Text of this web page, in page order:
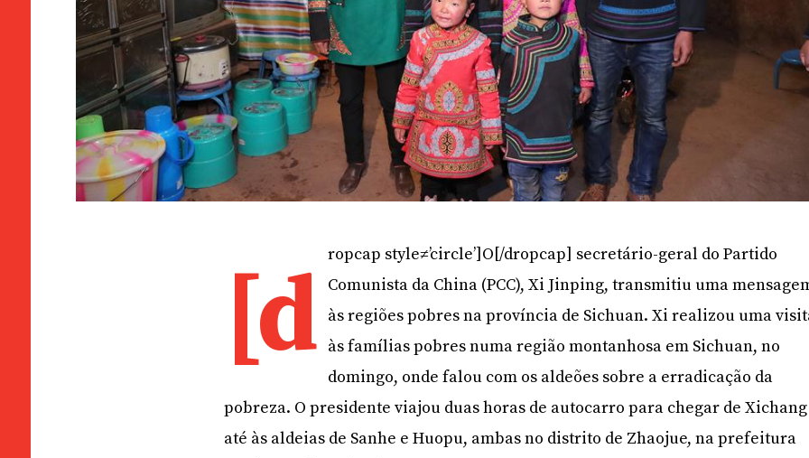
[d ropcap style≠’circle’]O[/dropcap] secretário-geral do Partido
Comunista da China (PCC), Xi Jinping, transmitiu uma
às regiões pobres na província de Sichuan. Xi realizou uma
às famílias pobres numa região montanhosa em Sichuan, no
domingo, onde falou com os aldeões sobre a erradicação da
pobreza. O presidente viajou duas horas de autocarro para chegar de Xichang
até às aldeias de Sanhe e Huopu, ambas no distrito de Zhaojue, na prefeitura